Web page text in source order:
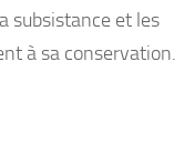
subsistance et les
à sa conservation.